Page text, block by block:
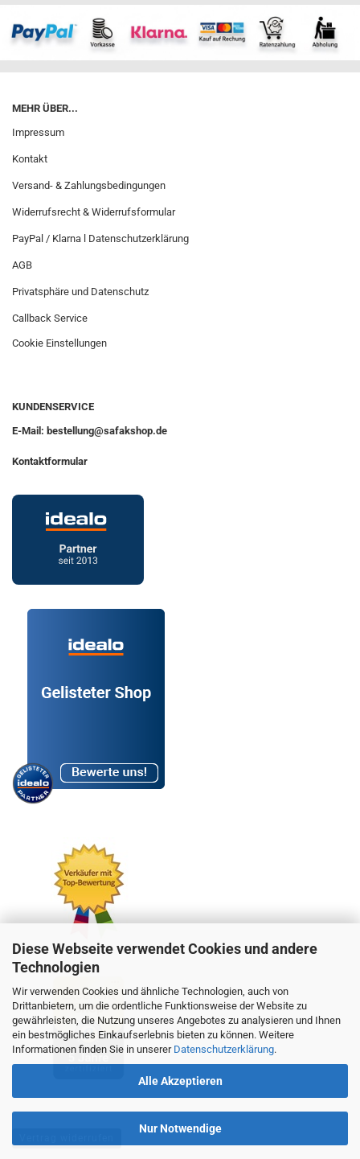
Diese Webseite verwendet Cookies und andere
Technologien
Wir verwenden Cookies und ähnliche Technologien, auch von
Drittanbietern, um die ordentliche Funktionsweise der Website zu
gewährleisten, die Nutzung unseres Angebotes zu analysieren und Ihnen
ein bestmögliches Einkaufserlebnis bieten zu können. Weitere
Informationen finden Sie in unserer Datenschutzerklärung.
Alle Akzeptieren
Nur Notwendige
MEHR ÜBER...
Impressum
Kontakt
Versand- & Zahlungsbedingungen
Widerrufsrecht & Widerrufsformular
PayPal / Klarna l Datenschutzerklärung
AGB
Privatsphäre und Datenschutz
Callback Service
Cookie Einstellungen
KUNDENSERVICE
E-Mail: bestellung@safakshop.de
Kontaktformular